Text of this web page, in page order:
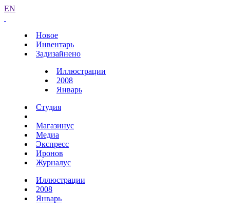
EN
Новое
Инвентарь
Задизайнено
Иллюстрации
2008
Январь
Студия
Магазинус
Медиа
Экспресс
Иронов
Журналус
Иллюстрации
2008
Январь